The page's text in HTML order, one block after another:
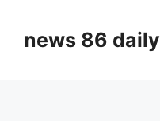
contentnews 86 daily